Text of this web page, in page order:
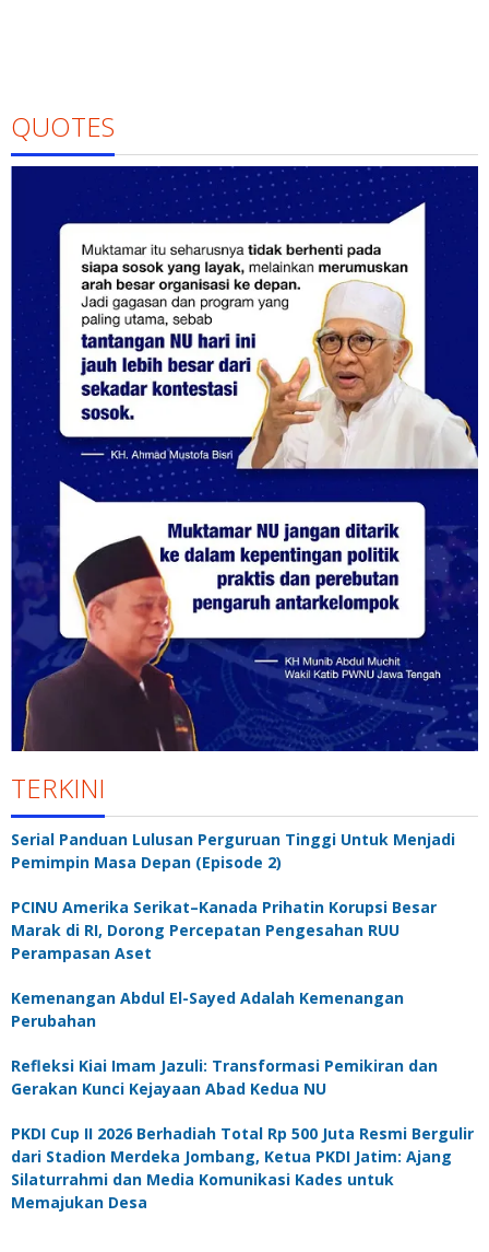
QUOTES
TERKINI
Serial Panduan Lulusan Perguruan Tinggi Untuk Menjadi
Pemimpin Masa Depan (Episode 2)
PCINU Amerika Serikat–Kanada Prihatin Korupsi Besar
Marak di RI, Dorong Percepatan Pengesahan RUU
Perampasan Aset
Kemenangan Abdul El-Sayed Adalah Kemenangan
Perubahan
Refleksi Kiai Imam Jazuli: Transformasi Pemikiran dan
Gerakan Kunci Kejayaan Abad Kedua NU
PKDI Cup II 2026 Berhadiah Total Rp 500 Juta Resmi Bergulir
dari Stadion Merdeka Jombang, Ketua PKDI Jatim: Ajang
Silaturrahmi dan Media Komunikasi Kades untuk
Memajukan Desa